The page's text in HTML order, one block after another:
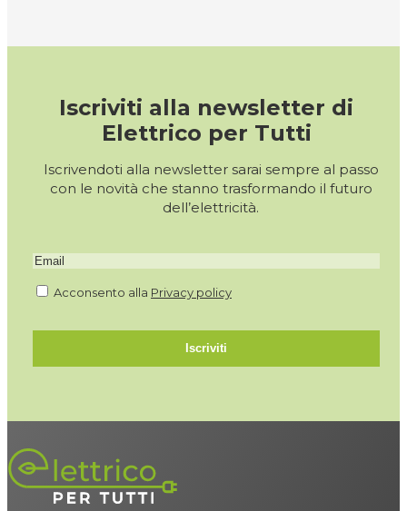
Iscriviti alla newsletter di
Elettrico per Tutti
Iscrivendoti alla newsletter sarai sempre al passo
con le novità che stanno trasformando il futuro
dell’elettricità.
Acconsento alla Privacy policy
Iscriviti